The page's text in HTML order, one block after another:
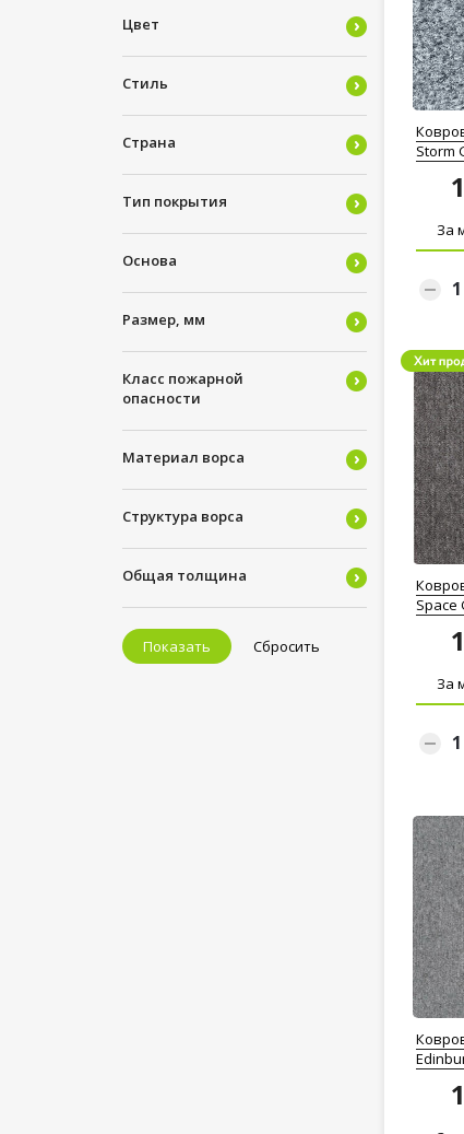
Цвет
Стиль
Страна
Тип покрытия
Основа
Размер, мм
Класс пожарной
опасности
Материал ворса
Структура ворса
Общая толщина
Показать Сбросить
Storm
За
Space
За